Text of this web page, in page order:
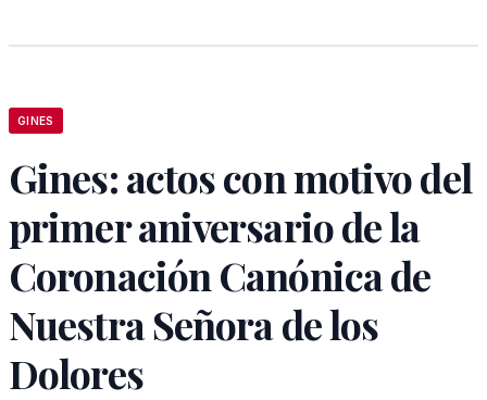
GINES
Gines: actos con motivo del
primer aniversario de la
Coronación Canónica de
Nuestra Señora de los
Dolores